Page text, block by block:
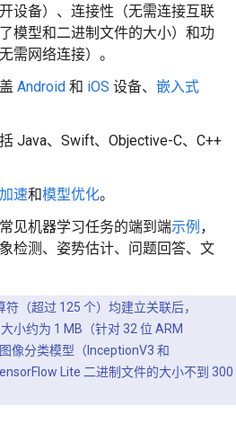
设备）、连接性（无需连接互联
模型和二进制文件的大小）和功
需网络连接）。
Android 和 iOS 设备、 嵌入式
Java、Swift、Objective-C、C++
速和模型优化。
见机器学习任务的端到端示例 ，
检测、姿势估计、问题回答、文
（超过 125 个）均建立关联后，
小约为 1 MB（针对 32 位 ARM
像分类模型（InceptionV3 和
Lite 二进制文件的大小不到 300